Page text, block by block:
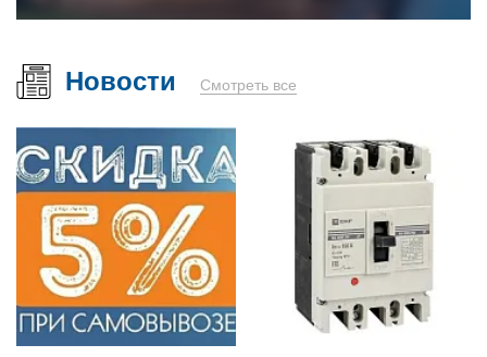
Новости Смотреть все